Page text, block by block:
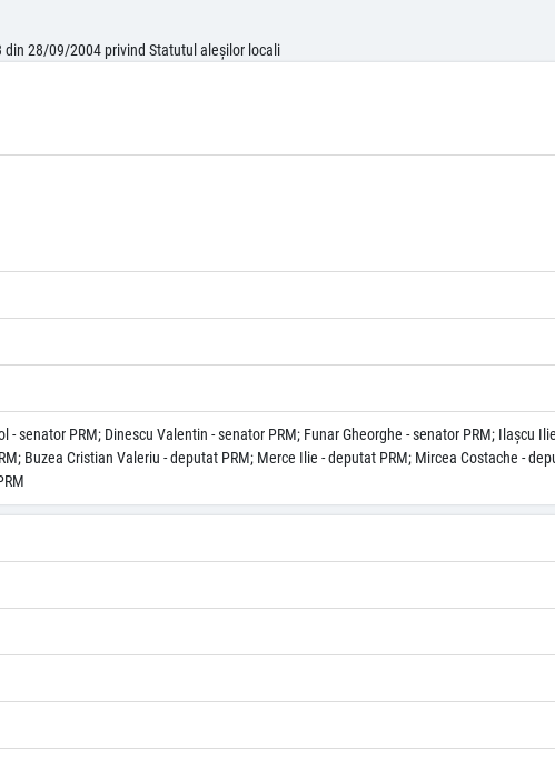
28/09/2004 privind Statutul aleşilor locali
- senator PRM; Dinescu Valentin - senator PRM; Funar Gheorghe - senator PRM; Ilaşcu
Buzea Cristian Valeriu - deputat PRM; Merce Ilie - deputat PRM; Mircea Costache -